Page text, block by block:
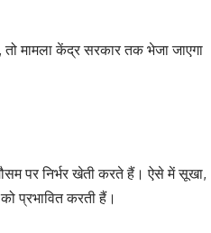
तो मामला केंद्र सरकार तक भेजा जाएगा
पर निर्भर खेती करते हैं। ऐसे में सूखा,
प्रभावित करती हैं।